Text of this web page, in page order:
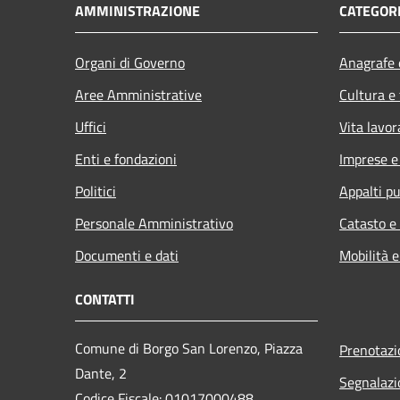
AMMINISTRAZIONE
Organi di Governo
Aree Amministrative
Uffici
Enti e fondazioni
Politici
Personale Amministrativo
Documenti e dati
Cultura
Vita
Imprese
Appalti
Catasto
Mobilità
CONTATTI
Comune di Borgo San Lorenzo, Piazza
Dante, 2